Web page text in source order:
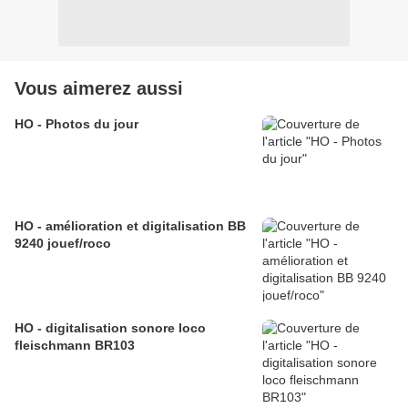
Vous aimerez aussi
HO - Photos du jour
HO - amélioration et digitalisation BB
9240 jouef/roco
HO - digitalisation sonore loco
fleischmann BR103